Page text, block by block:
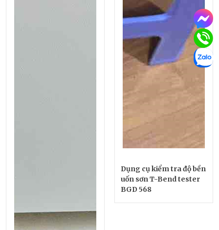
Dụng cụ kiểm tra độ bền
uốn sơn T-Bend tester
BGD 568